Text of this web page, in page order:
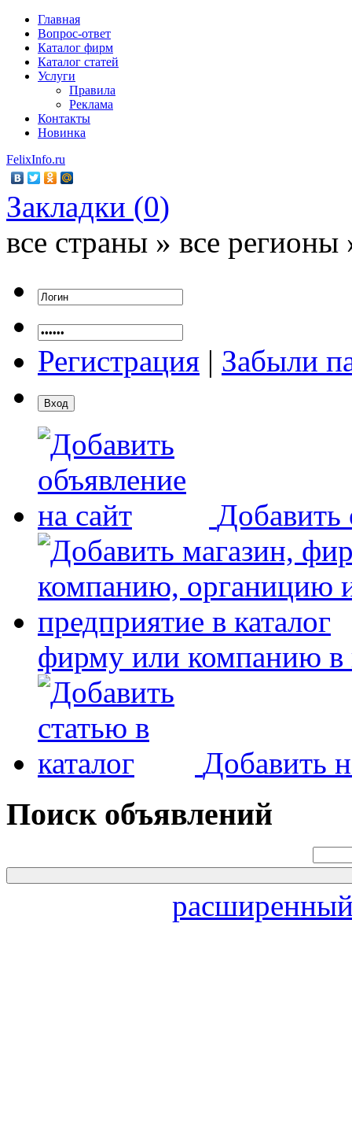
Главная
Вопрос-ответ
Каталог фирм
Каталог статей
Услуги
Правила
Реклама
Контакты
Новинка
FelixInfo.ru
Закладки (0)
все страны » все регионы
Регистрация | Забыли
Добавить
фирму или компанию в
Добавить
Поиск объявлений